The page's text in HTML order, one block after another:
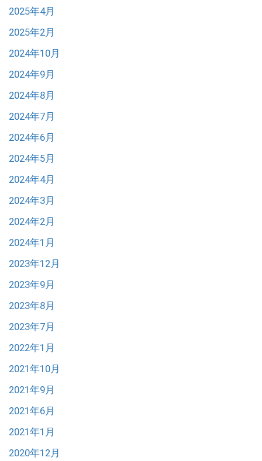
2025年4月
2025年2月
2024年10月
2024年9月
2024年8月
2024年7月
2024年6月
2024年5月
2024年4月
2024年3月
2024年2月
2024年1月
2023年12月
2023年9月
2023年8月
2023年7月
2022年1月
2021年10月
2021年9月
2021年6月
2021年1月
2020年12月